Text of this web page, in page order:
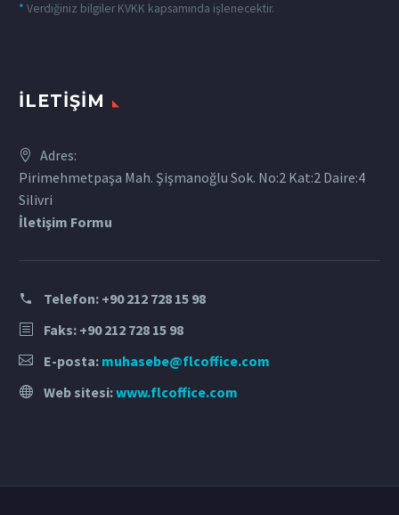
* Verdiğiniz bilgiler KVKK kapsamında işlenecektir.
İLETIŞIM
Adres:
Pirimehmetpaşa Mah. Şişmanoğlu Sok. No:2 Kat:2 Daire:4
Silivri
İletişim Formu
Telefon: +90 212 728 15 98
Faks: +90 212 728 15 98
E-posta: muhasebe@flcoffice.com
Web sitesi:www.flcoffice.com